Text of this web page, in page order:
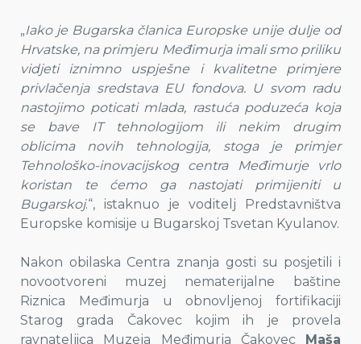
„Iako je Bugarska članica Europske unije dulje od
Hrvatske, na primjeru Međimurja imali smo priliku
vidjeti iznimno uspješne i kvalitetne primjere
privlačenja sredstava EU fondova. U svom radu
nastojimo poticati mlada, rastuća poduzeća koja
se bave IT tehnologijom ili nekim drugim
oblicima novih tehnologija, stoga je primjer
Tehnološko-inovacijskog centra Međimurje vrlo
koristan te ćemo ga nastojati primijeniti u
Bugarskoj.“, istaknuo je voditelj Predstavništva
Europske komisije u Bugarskoj Tsvetan Kyulanov.
Nakon obilaska Centra znanja gosti su posjetili i
novootvoreni muzej nematerijalne baštine
Riznica Međimurja u obnovljenoj fortifikaciji
Starog grada Čakovec kojim ih je provela
ravnateljica Muzeja Međimurja Čakovec Maša